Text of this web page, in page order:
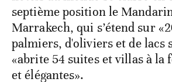
septième position le
Marrakech, qui s’étend sur
palmiers, d'oliviers et de lacs
«abrite 54 suites et villas à la
et élégantes».